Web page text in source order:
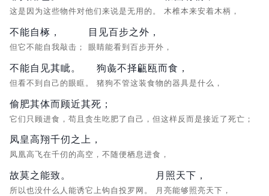
这是因为这些物件对他们来说是无用的。 木椎本来安着木柄，
不能自椓，
但它不能自我敲击；
目见百步之外，
眼睛能看到百步开外，
不能自见其眦。
但看不到自己的眼眶。
狗彘不择甂瓯而食，
猪狗不管这装食物的器具是什么，
偷肥其体而顾近其死；
它们只顾进食，苟且贪生吃肥了自己，但这样反而是接近了死亡；
凤皇高翔千仞之上，
凤凰高飞在千仞的高空，不随便栖息进食，
故莫之能致。
所以也没什么人能诱它上钩自投罗网。
月照天下，
月亮能够照亮天下，